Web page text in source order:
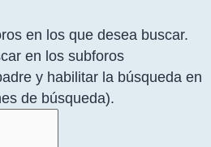
en los que desea buscar.
en los subforos
y habilitar la búsqueda en
de búsqueda).